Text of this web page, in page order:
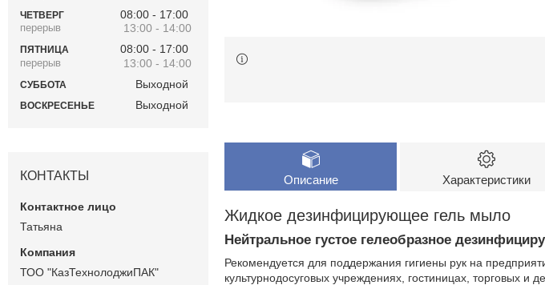
Описание Характеристики
Жидкое дезинфицирующее гель мыло
Нейтральное густое гелеобразное
Рекомендуется для поддержания гигиены рук на
культурнодосуговых учреждениях, гостиницах, торговых и
ЧЕТВЕРГ 08:00
17:00
13:00
14:00
ПЯТНИЦА 08:00
17:00
13:00
14:00
СУББОТА Выходной
ВОСКРЕСЕНЬЕ Выходной
КОНТАКТЫ
Татьяна
ТОО "КазТехнолоджиПАК"